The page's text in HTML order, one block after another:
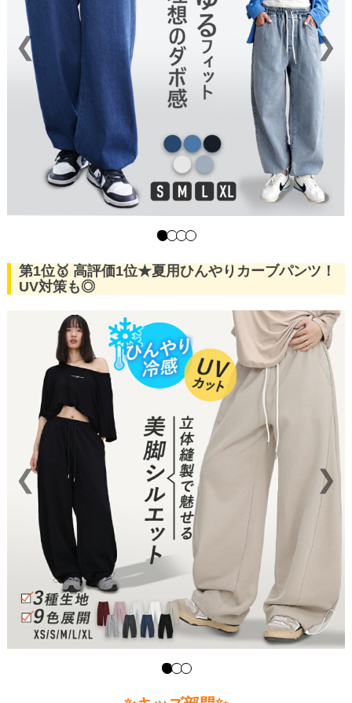
❮ ❯
第1位🥇 高評価1位★夏用ひんやりカーブパンツ！
UV対策も◎
❮ ❯